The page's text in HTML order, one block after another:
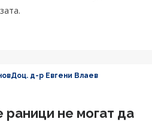
Доц. д-р Евгени Влаев
не могат да